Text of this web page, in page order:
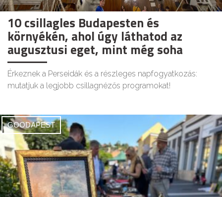
10 csillagles Budapesten és
környékén, ahol úgy láthatod az
augusztusi eget, mint még soha
Érkeznek a Perseidák és a részleges napfogyatkozás:
mutatjuk a legjobb csillagnézős programokat!
GOODAPEST